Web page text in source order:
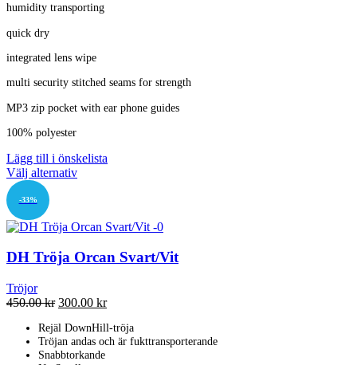
humidity transporting
quick dry
integrated lens wipe
multi security stitched seams for strength
MP3 zip pocket with ear phone guides
100% polyester
Lägg till i önskelista
Välj alternativDen
flera
De
kan
på
produktsidan
-33%
DH Tröja Orcan Svart/Vit
Tröjor
450.00kr Det
priset
var:
450.00 kr.
300.00 krDet
priset
är:
Rejäl DownHill-tröja
Tröjan andas och är fukttransporterande
Snabbtorkande